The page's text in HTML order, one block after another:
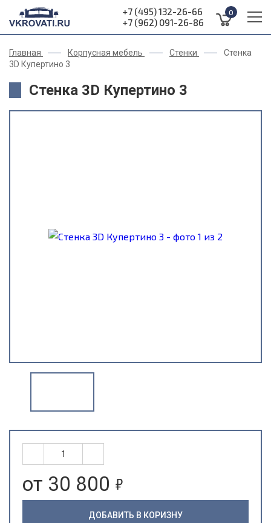
+7 (495) 132-26-66
+7 (962) 091-26-86
0
Главная Корпусная мебель Стенки
Стенка
3D Купертино 3
Стенка 3D Купертино 3
от 30 800 5
ДОБАВИТЬ В КОРИЗНУ